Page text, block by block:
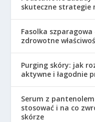
skuteczne strategie
Fasolka
zdrowotne
Purging skóry: jak
aktywne i łagodnie
Serum z
stosować i na co
skórze